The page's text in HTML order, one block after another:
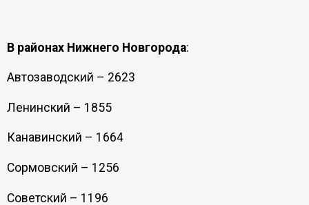
В районах Нижнего Новгорода:
Автозаводский – 2623
Ленинский – 1855
Канавинский – 1664
Сормовский – 1256
Советский – 1196